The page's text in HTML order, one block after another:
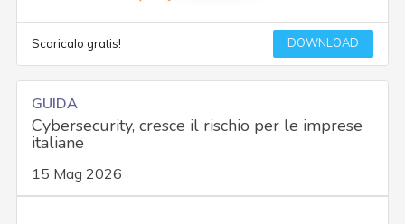
Scaricalo gratis! DOWNLOAD
GUIDA
Cybersecurity, cresce il rischio per le imprese
italiane
15 Mag 2026